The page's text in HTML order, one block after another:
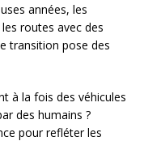
années, les
routes avec des
transition pose des
à la fois des véhicules
des humains ?
pour refléter les